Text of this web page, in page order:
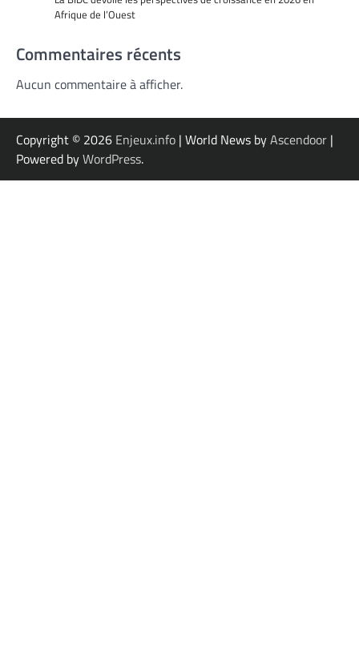
Afrique de l’Ouest
Commentaires récents
Aucun commentaire à afficher.
Copyright © 2026 Enjeux.info | World News byAscendoor |
Powered byWordPress.